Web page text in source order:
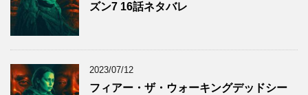
ズン7 16話ネタバレ
2023/07/12
フィアー・ザ・ウォーキングデッドシー